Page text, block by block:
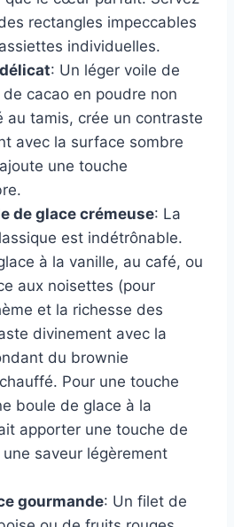
rectangles impeccables
individuelles.
: Un léger voile de
cacao en poudre non
au tamis, crée un contraste
avec la surface sombre
une touche
de glace crémeuse: La
est indétrônable.
à la vanille, au café, ou
aux noisettes (pour
et la richesse des
divinement avec la
du brownie
Pour une touche
boule de glace à la
apporter une touche de
saveur légèrement
gourmande: Un filet de